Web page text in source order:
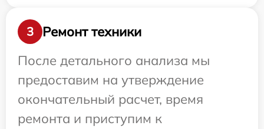
3
Ремонт техники
После детального анализа мы
предоставим на утверждение
окончательный расчет, время
ремонта и приступим к